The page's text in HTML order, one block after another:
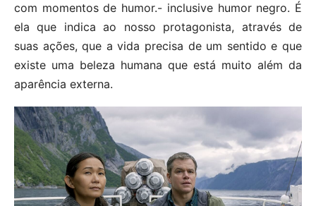
com momentos de humor.- inclusive humor negro. É
ela que indica ao nosso protagonista, através de
suas ações, que a vida precisa de um sentido e que
existe uma beleza humana que está muito além da
aparência externa.